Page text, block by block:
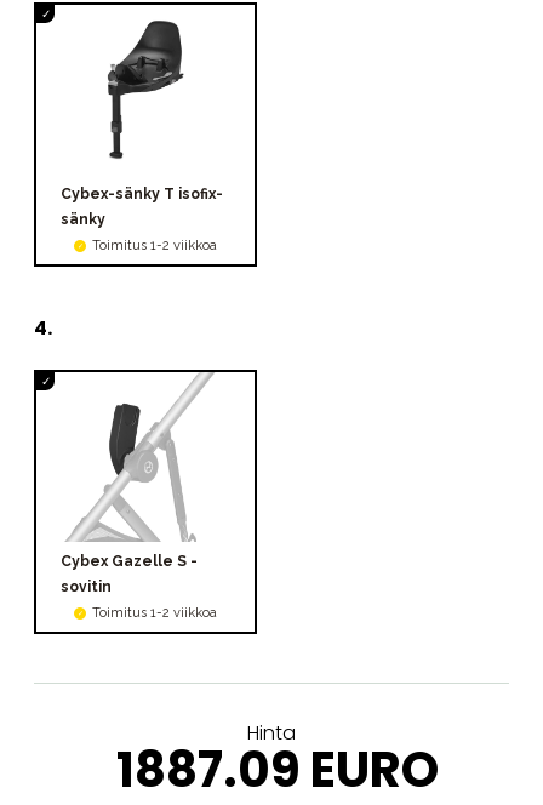
Cybex-sänky T isofix-
sänky
Toimitus 1-2 viikkoa
4.
Cybex Gazelle S -
sovitin
Toimitus 1-2 viikkoa
Hinta
1887.09 EURO